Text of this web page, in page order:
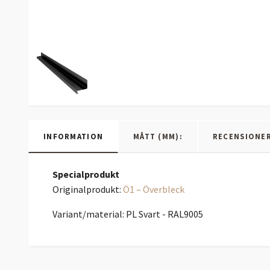
INFORMATION MÅTT (MM):
Specialprodukt
Originalprodukt: Ö1 – Överbleck
Variant/material: PL Svart - RAL9005